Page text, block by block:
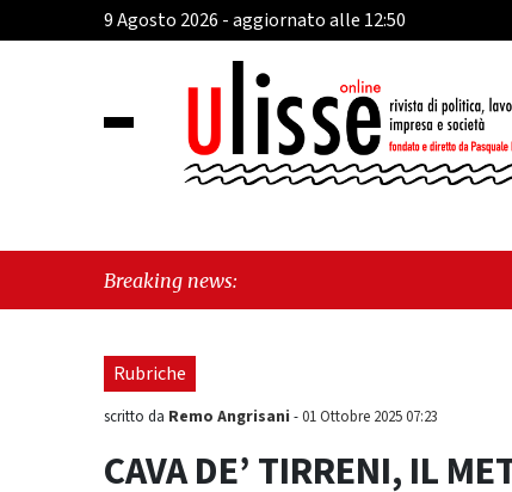
9 Agosto 2026 - aggiornato alle 12:50
Breaking news:
Rubriche
scritto da Remo Angrisani -01 Ottobre 2025 07:23
CAVA DE’ TIRRENI, IL